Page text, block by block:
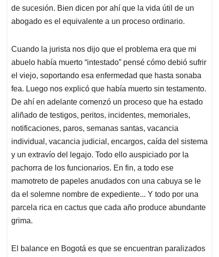
de sucesión. Bien dicen por ahí que la vida útil de un
abogado es el equivalente a un proceso ordinario.
Cuando la jurista nos dijo que el problema era que mi
abuelo había muerto “intestado” pensé cómo debió sufrir
el viejo, soportando esa enfermedad que hasta sonaba
fea. Luego nos explicó que había muerto sin testamento.
De ahí en adelante comenzó un proceso que ha estado
aliñado de testigos, peritos, incidentes, memoriales,
notificaciones, paros, semanas santas, vacancia
individual, vacancia judicial, encargos, caída del sistema
y un extravío del legajo. Todo ello auspiciado por la
pachorra de los funcionarios. En fin, a todo ese
mamotreto de papeles anudados con una cabuya se le
da el solemne nombre de expediente... Y todo por una
parcela rica en cactus que cada año produce abundante
grima.
El balance en Bogotá es que se encuentran paralizados